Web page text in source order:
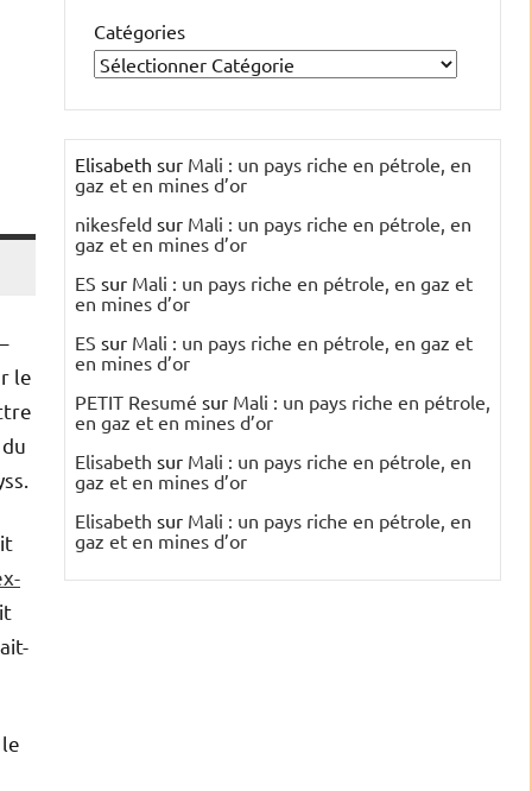
le
Catégories
Elisabeth sur Mali : un pays riche en pétrole, en
gaz et en mines d’or
nikesfeld sur Mali : un pays riche en pétrole, en
gaz et en mines d’or
ES sur Mali : un pays riche en pétrole, en gaz et
en mines d’or
ES sur Mali : un pays riche en pétrole, en gaz et
en mines d’or
PETIT Resumé sur Mali : un pays riche en pétrole,
en gaz et en mines d’or
Elisabeth sur Mali : un pays riche en pétrole, en
gaz et en mines d’or
Elisabeth sur Mali : un pays riche en pétrole, en
gaz et en mines d’or